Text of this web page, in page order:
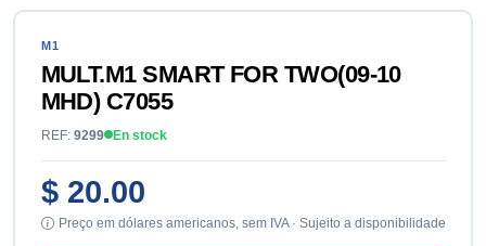
M1
MULT.M1 SMART FOR TWO(09-10
MHD) C7055
REF: 9299 En stock
$ 20.00
Preço em dólares americanos, sem IVA · Sujeito a disponibilidade